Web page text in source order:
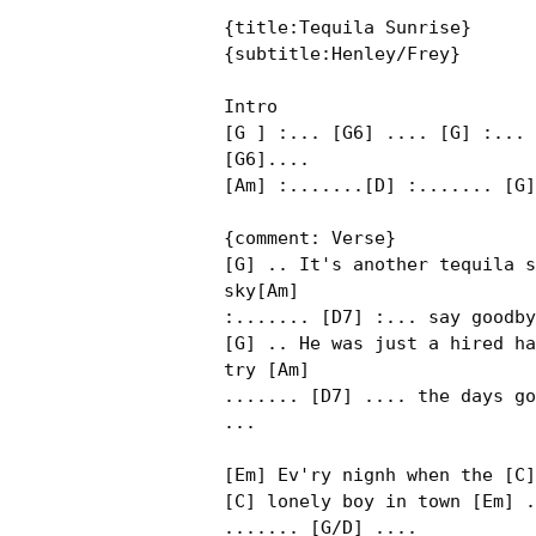
{title:Tequila Sunrise}
{subtitle:Henley/Frey}
Intro
[G ] :... [G6] .... [G]
[G6]....
[Am] :.......[D] :.......
{comment: Verse}
[G] .. It's another tequila
sky[Am]
:....... [D7] :... say
[G] .. He was just a hired
try [Am]
....... [D7] .... the days
...
[Em] Ev'ry nignh when the
[C] lonely boy in town
....... [G/D] ....